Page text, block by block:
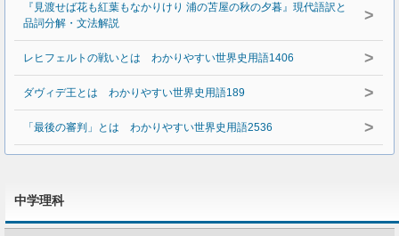
『見渡せば花も紅葉もなかりけり 浦の苫屋の秋の夕暮』現代語訳と
品詞分解・文法解説
>
レヒフェルトの戦いとは わかりやすい世界史用語1406 >
ダヴィデ王とは わかりやすい世界史用語189 >
「最後の審判」とは わかりやすい世界史用語2536 >
中学理科